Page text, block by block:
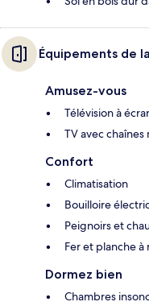
Équipements de
Amusez-vous
Télévision à
TV avec
Confort
Climatisation
Bouilloire
Peignoirs et
Fer et planche
Dormez bien
Chambres